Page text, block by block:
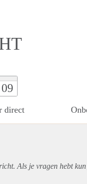
09
direct
Als je vragen hebt